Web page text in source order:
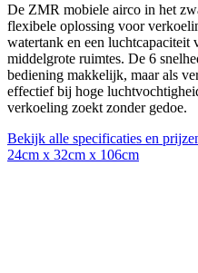
De ZMR mobiele airco in het
flexibele oplossing voor
watertank en een luchtcapaciteit
middelgrote ruimtes. De 6
bediening makkelijk, maar als
effectief bij hoge
verkoeling zoekt zonder gedoe.
Bekijk alle specificaties en
24cm x 32cm x 106cm